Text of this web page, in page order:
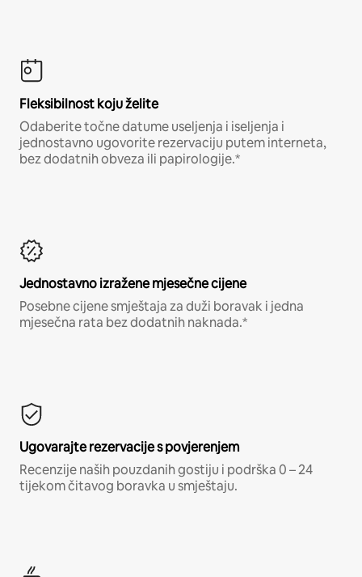
Fleksibilnost koju želite
Odaberite točne datume useljenja i iseljenja i
jednostavno ugovorite rezervaciju putem interneta,
bez dodatnih obveza ili papirologije.*
Jednostavno izražene mjesečne cijene
Posebne cijene smještaja za duži boravak i jedna
mjesečna rata bez dodatnih naknada.*
Ugovarajte rezervacije s povjerenjem
Recenzije naših pouzdanih gostiju i podrška 0 – 24
tijekom čitavog boravka u smještaju.